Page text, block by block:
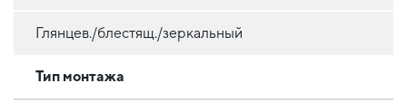
Глянцев./блестящ./зеркальный
Тип монтажа